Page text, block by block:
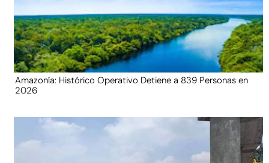
Amazonía: Histórico Operativo Detiene a 839 Personas en
2026